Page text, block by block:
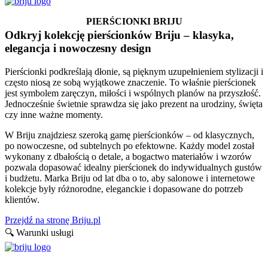
PIERŚCIONKI BRIJU
Odkryj kolekcję pierścionków Briju – klasyka,
elegancja i nowoczesny design
Pierścionki podkreślają dłonie, są pięknym uzupełnieniem stylizacji i
często niosą ze sobą wyjątkowe znaczenie. To właśnie pierścionek
jest symbolem zaręczyn, miłości i wspólnych planów na przyszłość.
Jednocześnie świetnie sprawdza się jako prezent na urodziny, święta
czy inne ważne momenty.
W Briju znajdziesz szeroką gamę pierścionków – od klasycznych,
po nowoczesne, od subtelnych po efektowne. Każdy model został
wykonany z dbałością o detale, a bogactwo materiałów i wzorów
pozwala dopasować idealny pierścionek do indywidualnych gustów
i budżetu. Marka Briju od lat dba o to, aby salonowe i internetowe
kolekcje były różnorodne, eleganckie i dopasowane do potrzeb
klientów.
Przejdź na stronę Briju.pl
🔍 Warunki usługi